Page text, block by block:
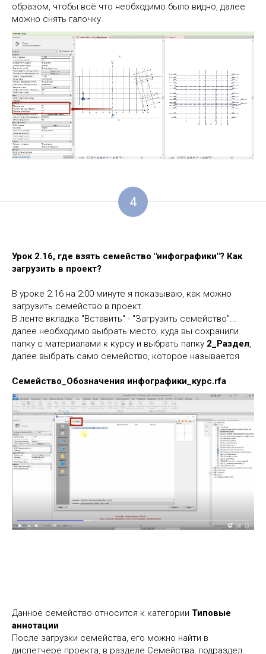
образом, чтобы всё что необходимо было видно, далее
можно снять галочку.
4
Урок 2.16, где взять семейство "инфографики"? Как
загрузить в проект?
В уроке 2.16 на 2:00 минуте я показываю, как можно
загрузить семейство в проект.
В ленте вкладка "Вставить" - "Загрузить семейство"...
далее необходимо выбрать место, куда вы сохранили
папку с материалами к курсу и выбрать папку 2_Раздел,
далее выбрать само семейство, которое называется
Семейство_Обозначения инфографики_курс.rfa
Данное семейство относится к категории Типовые
аннотации
После загрузки семейства, его можно найти в
диспетчере проекта, в разделе Семейства, подраздел